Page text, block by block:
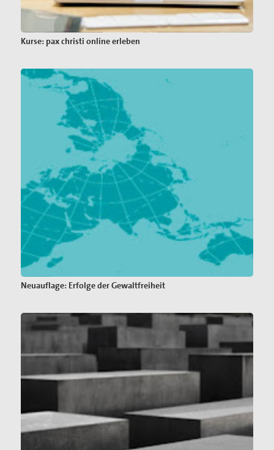
Kurse: pax christi online erleben
Neuauflage: Erfolge der Gewaltfreiheit